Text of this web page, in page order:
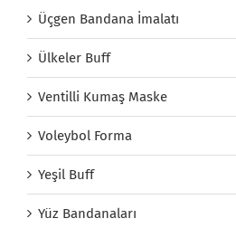
Üçgen Bandana İmalatı
Ülkeler Buff
Ventilli Kumaş Maske
Voleybol Forma
Yeşil Buff
Yüz Bandanaları